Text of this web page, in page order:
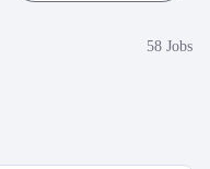
58 Jobs